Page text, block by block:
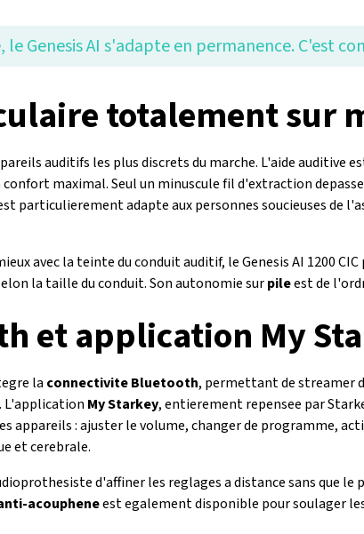
Genesis AI s'adapte en permanence. C'est
totalement sur
auditifs les plus discrets du marche. L'aide auditive
maximal. Seul un minuscule fil d'extraction
particulierement adapte aux personnes soucieuses de
avec la teinte du conduit auditif, le Genesis AI 1200
la taille du conduit. Son autonomie surpileest de
et application My
la connectivite Bluetooth, permettant de streamer
L'application My Starkey, entierement repensee par
: ajuster le volume, changer de programme,
et cerebrale.
d'affiner les reglages a distance sans que le
acoupheneest egalement disponible pour soulager